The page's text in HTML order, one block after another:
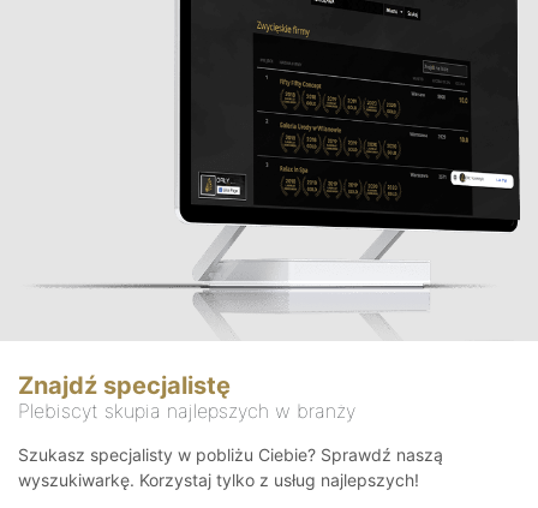
Znajdź specjalistę
Plebiscyt skupia najlepszych w branży
Szukasz specjalisty w pobliżu Ciebie? Sprawdź naszą
wyszukiwarkę. Korzystaj tylko z usług najlepszych!